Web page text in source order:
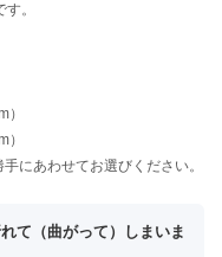
。
にあわせてお選びください。
て（曲がって）しまいま